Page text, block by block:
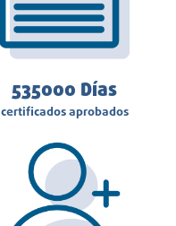
543410 Días
certificados aprobados